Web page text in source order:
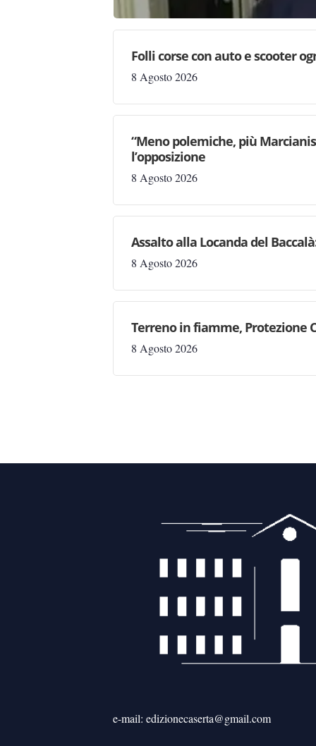
Folli corse con auto e scooter
8 Agosto 2026
“Meno polemiche, più
l’opposizione
8 Agosto 2026
Assalto alla Locanda del
8 Agosto 2026
Terreno in fiamme, Protezione
8 Agosto 2026
e-mail: edizionecaserta@gmail.com